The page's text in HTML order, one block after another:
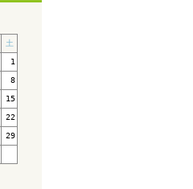
土
1
8
15
22
29